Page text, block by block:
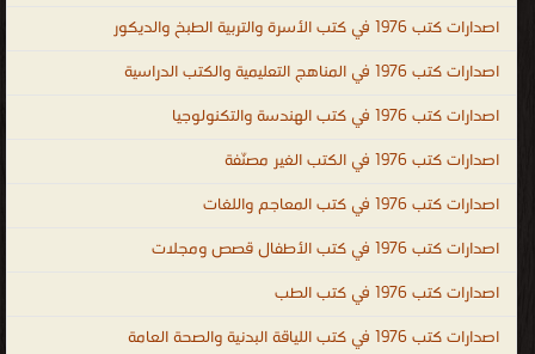
اصدارات كتب 1976 في كتب الأسرة والتربية الطبخ والديكور
اصدارات كتب 1976 في المناهج التعليمية والكتب الدراسية
اصدارات كتب 1976 في كتب الهندسة والتكنولوجيا
اصدارات كتب 1976 في الكتب الغير مصنّفة
اصدارات كتب 1976 في كتب المعاجم واللغات
اصدارات كتب 1976 في كتب الأطفال قصص ومجلات
اصدارات كتب 1976 في كتب الطب
اصدارات كتب 1976 في كتب اللياقة البدنية والصحة العامة